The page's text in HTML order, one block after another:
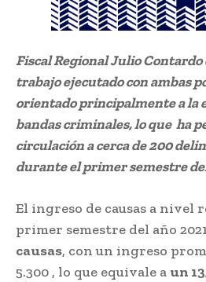
Fiscal Regional Julio Contardo
trabajo ejecutado con ambas
orientado principalmente a la
bandas criminales, lo que ha
circulación a cerca de 200
durante el primer semestre
El ingreso de causas a nivel
primer semestre del año
causas, con un ingreso
5.300 , lo que equivale a un